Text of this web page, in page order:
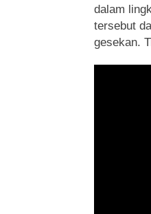
dalam
tersebut
gesekan.